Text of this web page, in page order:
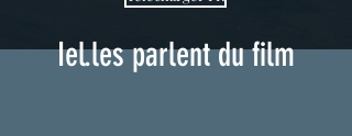
Iel.les parlent du film